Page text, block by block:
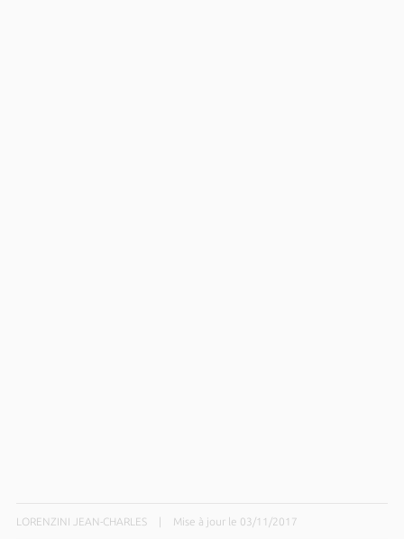
LORENZINI JEAN-CHARLES Mise à jour le 03/11/2017